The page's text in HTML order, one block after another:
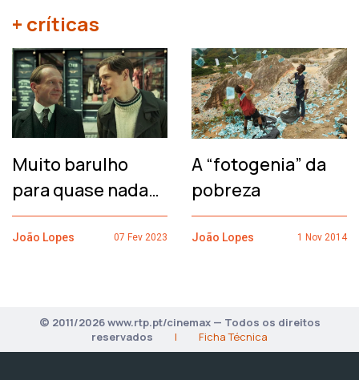
+ críticas
Muito barulho
para quase nada…
João Lopes 07 Fev 2023
A “fotogenia” da
pobreza
João Lopes 1 Nov 2014
© 2011/2026 www.rtp.pt/cinemax — Todos os direitos
reservados
| Ficha Técnica